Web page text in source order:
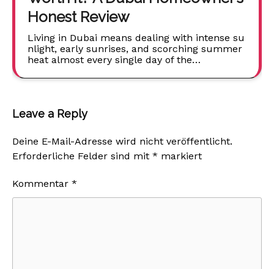
Honest Review
Living in Dubai means dealing with intense su
nlight, early sunrises, and scorching summer
heat almost every single day of the…
Leave a Reply
Deine E-Mail-Adresse wird nicht veröffentlicht.
Erforderliche Felder sind mit * markiert
Kommentar *